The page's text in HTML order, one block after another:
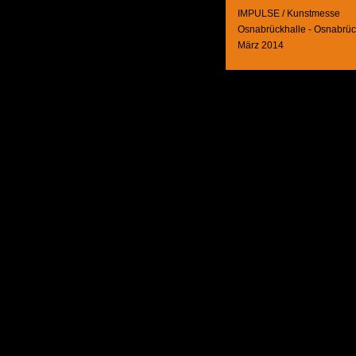
IMPULSE / Kunstmesse
Osnabrückhalle -
März 2014